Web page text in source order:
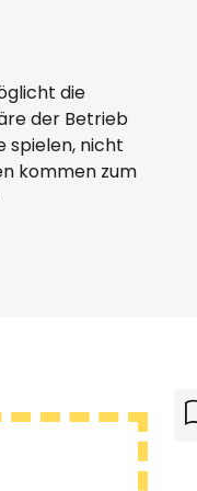
die
der Betrieb
spielen, nicht
kommen zum